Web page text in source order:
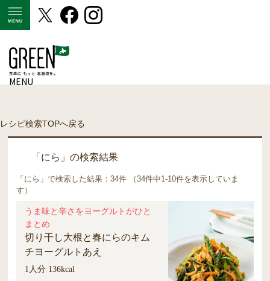
MENU
レシピ検索TOPへ戻る
「にら」の検索結果
「にら」で検索した結果：34件 （34件中1-10件を表示していま
す）
うま味と辛さをヨーグルトがひと
まとめ
切り干し大根と春にらのキム
チヨーグルトあえ
1人分 136kcal